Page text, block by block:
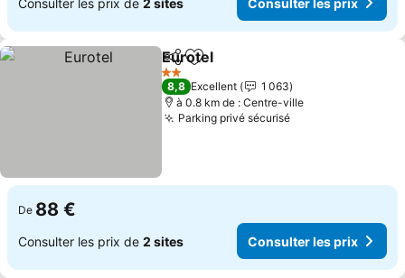
PartagerAjouter à mes favoris
Eurotel
2 Étoiles
8,8 Excellent
1 063
à 0.8 km de : Centre-ville
Parking privé sécurisé
De 88 €
Consulter les prix de 2 sites Consulter les prix